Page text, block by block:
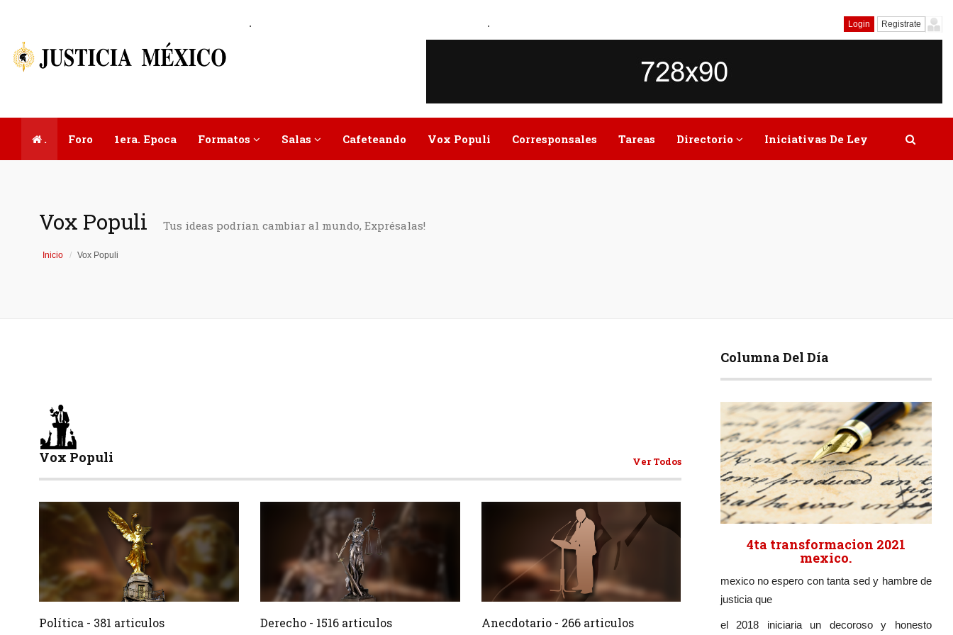
. . Login Registrate
. Foro 1era. Epoca Formatos Salas Cafeteando Vox Populi Corresponsales Tareas Directorio Iniciativas De Ley
Vox Populi Tus ideas podrían cambiar al mundo, Exprésalas!
Inicio Vox Populi
Vox Populi Ver Todos
Crear 381 Articulos
Política - 381 articulos
Crear 1516 Articulos
Derecho - 1516 articulos
Crear 266 Articulos
Anecdotario - 266 articulos
Columna Del Día
4ta transformacion 2021
mexico.
mexico no espero con tanta sed y hambre de
justicia que
el 2018 iniciaria un decoroso y honesto